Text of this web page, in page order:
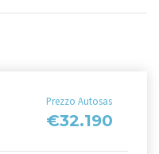
Prezzo Autosas
€32.190